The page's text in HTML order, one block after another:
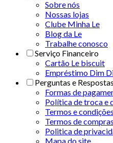
Sobre nós
Nossas lojas
Clube Minha Le
Blog da Le
Trabalhe conosco
Serviço Financeiro
Cartão Le biscuit
Empréstimo Dim
Perguntas e Respostas
Formas de
Política de troca e
Termos e
Termos de
Politica de
Mapa do site